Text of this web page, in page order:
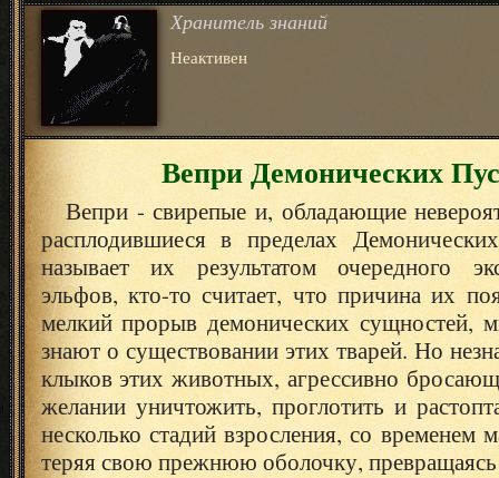
Хранитель знаний
Неактивен
Вепри Демонических
Вепри - свирепые и, обладающие
расплодившиеся в пределах
называет их результатом очередного
эльфов, кто-то считает, что причина их
мелкий прорыв демонических сущностей,
знают о существовании этих тварей. Но
клыков этих животных, агрессивно
желании уничтожить, проглотить и
несколько стадий взросления, со временем
теряя свою прежнюю оболочку,